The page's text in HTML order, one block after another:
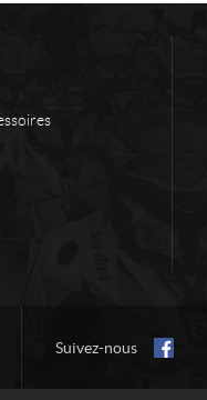
Suivez-nous